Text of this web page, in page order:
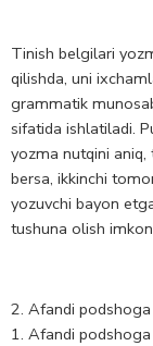
Tinish belgilari
qilishda, uni
grammatik
sifatida ishlatiladi.
yozma nutqini aniq,
bersa, ikkinchi
yozuvchi bayon
tushuna olish
2. Afandi
1. Afandi